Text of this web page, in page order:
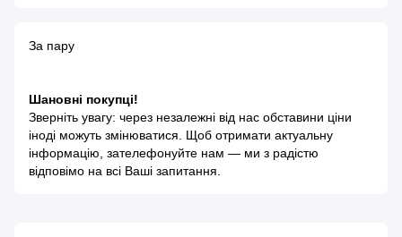
За пару
Шановні покупці!
Зверніть увагу: через незалежні від нас обставини ціни
іноді можуть змінюватися. Щоб отримати актуальну
інформацію, зателефонуйте нам — ми з радістю
відповімо на всі Ваші запитання.